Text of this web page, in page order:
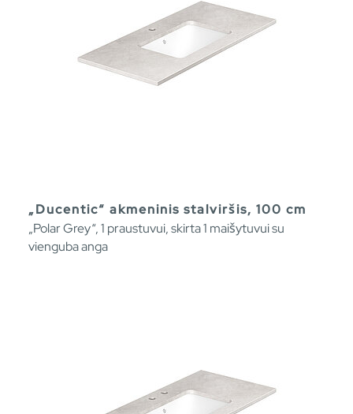
„Ducentic“ akmeninis stalviršis, 100 cm
„Polar Grey“, 1 praustuvui, skirta 1 maišytuvui su
vienguba anga